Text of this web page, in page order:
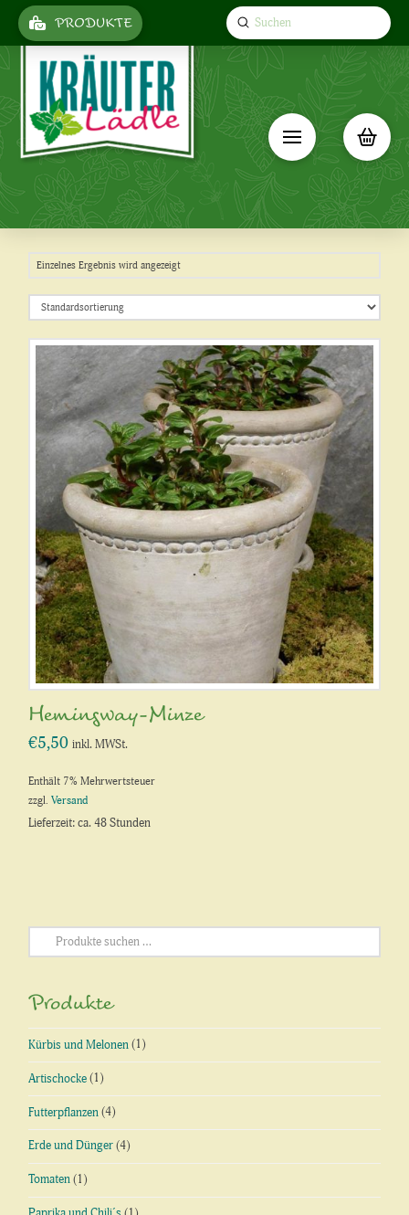
PRODUKTE Search
Submit
Einzelnes Ergebnis wird angezeigt
Hemingway-Minze
€5,50 inkl. MWSt.
Enthält 7% Mehrwertsteuer
zzgl.Versand
Lieferzeit: ca. 48 Stunden
Suchen
nach:
Produkte
Kürbis und Melonen (1)
Artischocke (1)
Futterpflanzen (4)
Erde und Dünger (4)
Tomaten (1)